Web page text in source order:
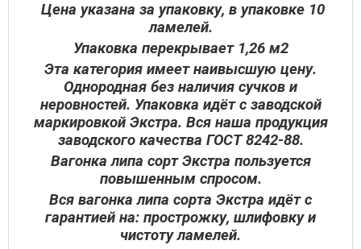
Цена указана за упаковку, в упаковке 10
ламелей.
Упаковка перекрывает 1,26 м2
Эта категория имеет наивысшую цену.
Однородная без наличия сучков и
неровностей. Упаковка идёт с заводской
маркировкой Экстра. Вся наша продукция
заводского качества ГОСТ 8242-88.
Вагонка липа сорт Экстра пользуется
повышенным спросом.
Вся вагонка липа сорта Экстра идёт с
гарантией на: прострожку, шлифовку и
чистоту ламелей.